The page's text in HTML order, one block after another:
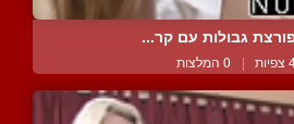
גבולות עם קר...
| 0 המלצות